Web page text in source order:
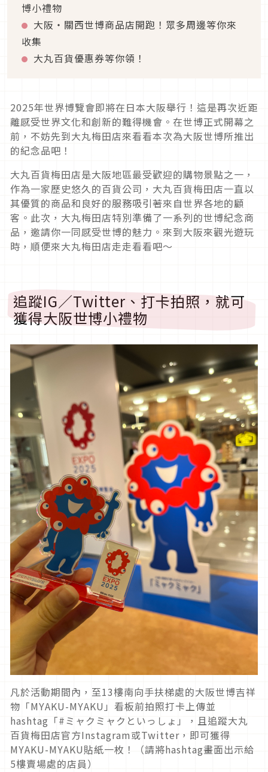
博小禮物
大阪・關西世博商品店開跑！眾多周邊等你來
收集
大丸百貨優惠券等你領！
2025年世界博覽會即將在日本大阪舉行！這是再次近距
離感受世界文化和創新的難得機會。在世博正式開幕之
前，不妨先到大丸梅田店來看看本次為大阪世博所推出
的紀念品吧！
大丸百貨梅田店是大阪地區最受歡迎的購物景點之一，
作為一家歷史悠久的百貨公司，大丸百貨梅田店一直以
其優質的商品和良好的服務吸引著來自世界各地的顧
客。此次，大丸梅田店特別準備了一系列的世博紀念商
品，邀請你一同感受世博的魅力。來到大阪來觀光遊玩
時，順便來大丸梅田店走走看看吧～
追蹤IG／Twitter、打卡拍照，就可
獲得大阪世博小禮物
凡於活動期間內，至13樓南向手扶梯處的大阪世博吉祥
物「MYAKU-MYAKU」看板前拍照打卡上傳並
hashtag「#ミャクミャクといっしょ」，且追蹤大丸
百貨梅田店官方Instagram或Twitter，即可獲得
MYAKU-MYAKU貼紙一枚！（請將hashtag畫面出示給
5樓賣場處的店員）